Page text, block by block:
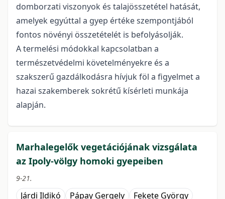
domborzati viszonyok és talajösszetétel hatását,
amelyek egyúttal a gyep értéke szempontjából
fontos növényi összetételét is befolyásolják.
A termelési módokkal kapcsolatban a
természetvédelmi követelményekre és a
szakszerű gazdálkodásra hívjuk föl a figyelmet a
hazai szakemberek sokrétű kísérleti munkája
alapján.
Marhalegelők vegetációjának vizsgálata
az Ipoly-völgy homoki gyepeiben
9-21.
Járdi Ildikó Pápay Gergely
Fekete György